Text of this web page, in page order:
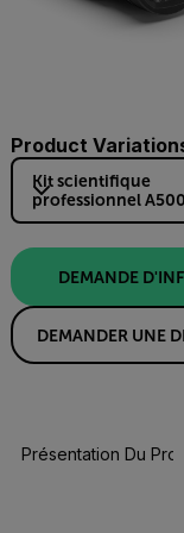
Product
Kit scientifique
professionnel A500
DEMANDE
DEMANDER UNE
Présentation Du